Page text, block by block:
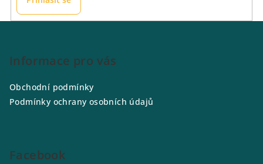
Informace pro vás
Obchodní podmínky
Podmínky ochrany osobních údajů
Facebook